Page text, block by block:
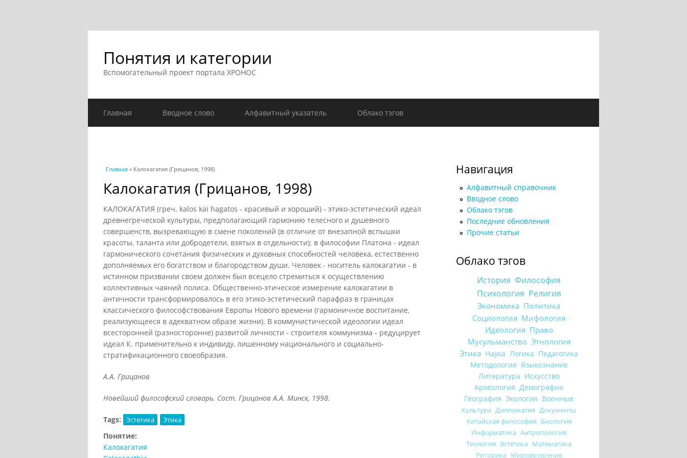
Понятия и категории
Вспомогательный проект портала ХРОНОС
Главная Вводное слово Алфавитный указатель Облако тэгов
Вы здесь
Главная » Калокагатия (Грицанов, 1998)
Калокагатия (Грицанов, 1998)
КАЛОКАГАТИЯ (греч. kalos kai hagatos - красивый и хороший) - этико-эстетический идеал
древнегреческой культуры, предполагающий гармонию телесного и душевного
совершенств, вызревающую в смене поколений (в отличие от внезапной вспышки
красоты, таланта или добродетели, взятых в отдельности); в философии Платона - идеал
гармонического сочетания физических и духовных способностей человека, естественно
дополняемых его богатством и благородством души. Человек - носитель калокагатии - в
истинном призвании своем должен был всецело стремиться к осуществлению
коллективных чаяний полиса. Общественно-этическое измерение калокагатии в
античности трансформировалось в его этико-эстетический парафраз в границах
классического философствования Европы Нового времени (гармоничное воспитание,
реализующееся в адекватном образе жизни). В коммунистической идеологии идеал
всесторонней (разносторонне) развитой личности - строителя коммунизма - редуцирует
идеал К. применительно к индивиду, лишенному национального и социально-
стратификационного своеобразия.
А.А. Грицанов
Новейший философский словарь. Сост. Грицанов А.А. Минск, 1998.
Tags: Эстетика Этика
Понятие:
Калокагатия
Навигация
Алфавитный справочник
Вводное слово
Облако тэгов
Последние обновления
Прочие статьи
Облако тэгов
История Философия
Психология Религия
Экономика Политика
Социология Мифология
Идеология Право
Мусульманство Этнология
Этика Наука Логика Педагогика
Методология Языкознание
Литература Искусство
Археология Демография
География Экология Военные
Культура Дипломатия Документы
Китайская философия Биология
Информатика Антропология
Теология Эстетика Математика
Риторика Мировоззрение